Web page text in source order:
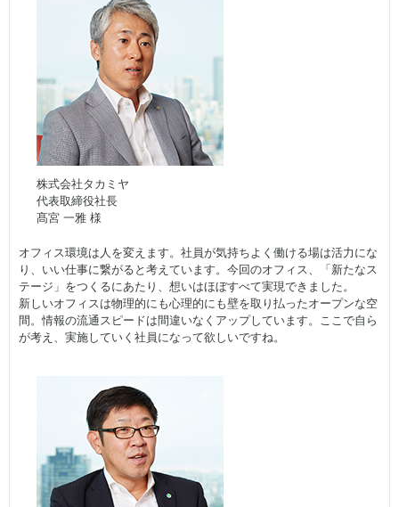
株式会社タカミヤ
代表取締役社長
髙宮 一雅 様
オフィス環境は人を変えます。社員が気持ちよく働ける場は活力にな
り、いい仕事に繋がると考えています。今回のオフィス、「新たなス
テージ」をつくるにあたり、想いはほぼすべて実現できました。
新しいオフィスは物理的にも心理的にも壁を取り払ったオープンな空
間。情報の流通スピードは間違いなくアップしています。ここで自ら
が考え、実施していく社員になって欲しいですね。